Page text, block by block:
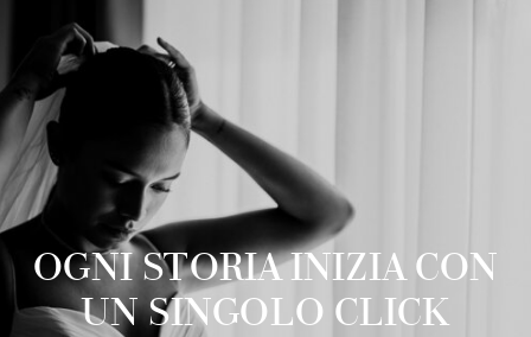
OGNI STORIA INIZIA CON
UN SINGOLO CLICK